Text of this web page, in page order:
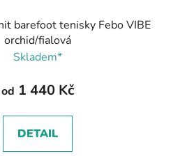
barefoot tenisky Febo VIBE
orchid/fialová
Skladem*
od 1 440 Kč
DETAIL